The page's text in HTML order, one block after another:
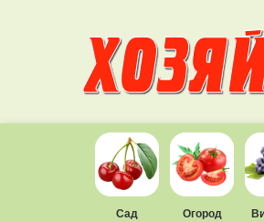
Сад Огород